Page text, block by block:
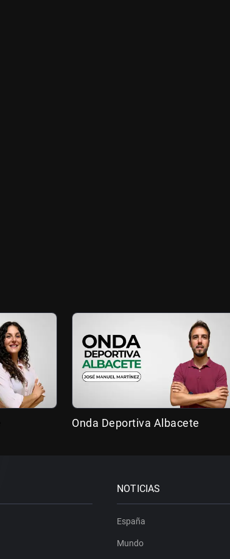
Onda Deportiva Albacete
NOTICIAS
España
Mundo